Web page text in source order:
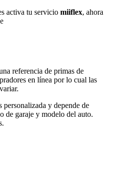
activa tu servicio miiflex, ahora
referencia de primas de
en línea por lo cual las
y depende de
de garaje y modelo del auto.